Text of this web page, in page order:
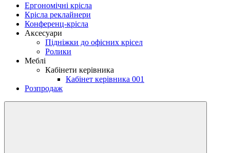
Ергономічні крісла
Крісла реклайнери
Конференц-крісла
Аксесуари
Підніжки до офісних крісел
Ролики
Меблі
Кабінети керівника
Кабінет керівника 001
Розпродаж